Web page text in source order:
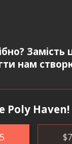
Замість
нам
Poly Haven!
5 $7